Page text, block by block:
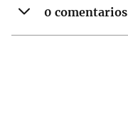
0 comentarios